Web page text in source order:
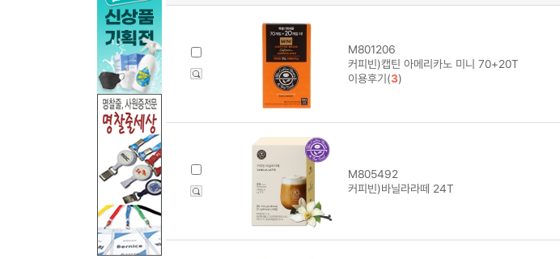
M801206
커피빈)캡틴 아메리카노 미니 70+20T
이용후기(3)
M805492
커피빈)바닐라라떼 24T